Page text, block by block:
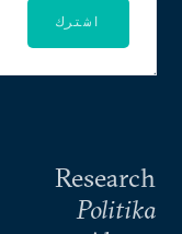
Research
Politika
اشترك